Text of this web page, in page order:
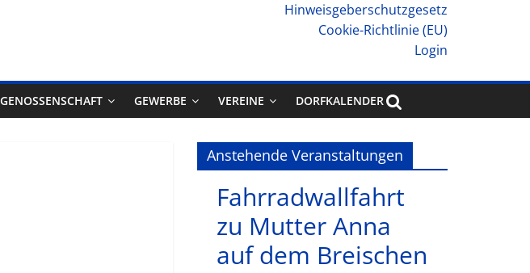
Hinweisgeberschutzgesetz
Cookie-Richtlinie (EU)
Login
GEWERBE VEREINE DORFKALENDER
Anstehende Veranstaltungen
Fahrradwallfahrt
zu Mutter Anna
auf dem Breischen